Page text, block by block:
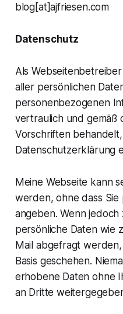
blog[at]ajfriesen.com
Datenschutz
Als
aller persönlichen
personenbezogenen
vertraulich und gemäß
Vorschriften
Datenschutzerklärung
Meine Webseite kann
werden, ohne dass Sie
angeben. Wenn
persönliche Daten wie
Mail abgefragt
Basis geschehen.
erhobene Daten ohne
an Dritte